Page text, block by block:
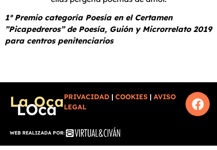
1º Premio categoría Poesía en el Certamen
”Picapedreros” de Poesía, Guión y Microrrelato 2019
para centros penitenciarios
PRIVACIDAD | COOKIES | AVISO
LEGAL
WEB REALIZADA POR: